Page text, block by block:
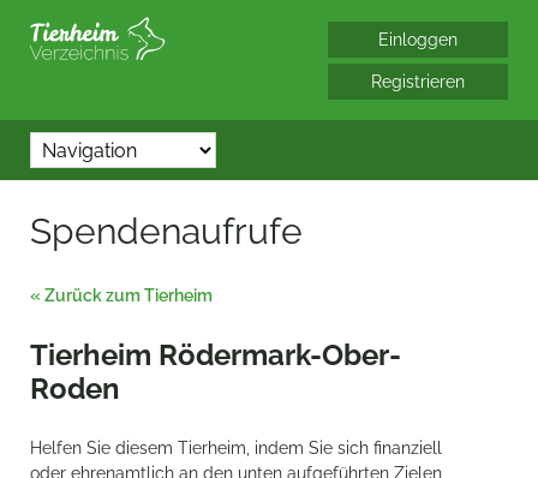
*/?> bool(false)
Spendenaufrufe
« Zurück zum Tierheim
Tierheim Rödermark-Ober-
Roden
Helfen Sie diesem Tierheim, indem Sie sich finanziell
oder ehrenamtlich an den unten aufgeführten Zielen